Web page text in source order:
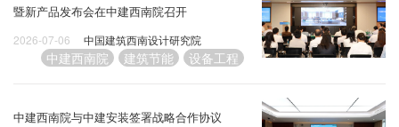
暨新产品发布会在中建西南院召开
2026-07-06 中国建筑西南设计研究院
中建西南院 建筑节能 设备工程
中建西南院与中建安装签署战略合作协议